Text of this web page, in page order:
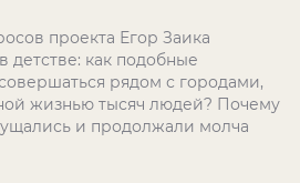
проекта Егор Заика
как подобные
рядом с городами,
жизнью тысяч людей? Почему
и продолжали молча